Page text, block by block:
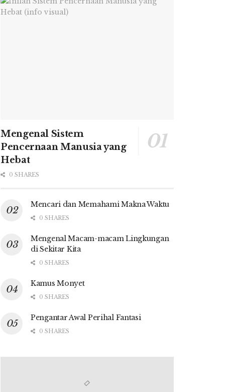
Mengenal Sistem
Pencernaan Manusia yang
Hebat
0 SHARES
Mencari dan Memahami Makna Waktu
0 SHARES
Mengenal Macam-macam Lingkungan
di Sekitar Kita
0 SHARES
Kamus Monyet
0 SHARES
Pengantar Awal Perihal Fantasi
0 SHARES